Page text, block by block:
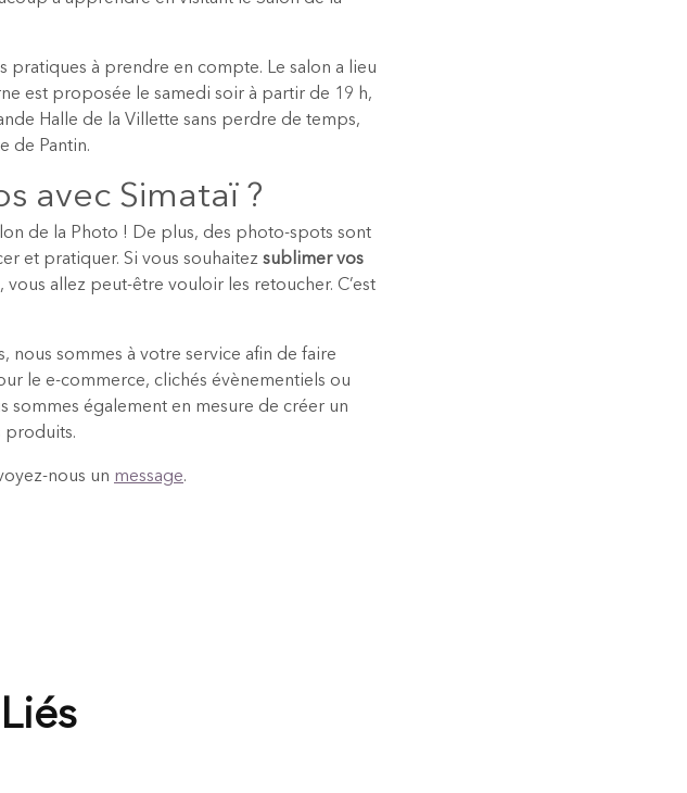
pratiques à prendre en compte. Le salon a lieu
est proposée le samedi soir à partir de 19 h,
Halle de la Villette sans perdre de temps,
de Pantin.
avec Simataï ?
de la Photo ! De plus, des photo-spots sont
et pratiquer. Si vous souhaitez sublimer vos
allez peut-être vouloir les retoucher. C’est
sommes à votre service afin de faire
le e-commerce, clichés évènementiels ou
sommes également en mesure de créer un
produits.
nous un message.